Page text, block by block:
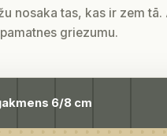
nosaka tas, kas ir zem tā.
griezumu.
6/8 cm